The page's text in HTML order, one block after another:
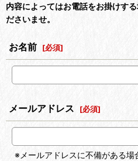
内容によってはお電話をお掛けす
ださいませ。
お名前 [必須]
メールアドレス [必須]
※メールアドレスに不備がある場